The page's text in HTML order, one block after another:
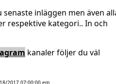
senaste inläggen men även
respektive kategori.. In och
kanaler följer du väl
2017 07:00:00 em